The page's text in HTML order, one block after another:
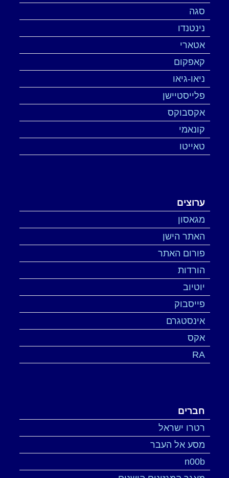
סגה
נינטנדו
אטארי
קאפקום
ניאו-גיאו
פלייסטיישן
אקסבוקס
קונאמי
טאייטו
ערוצים
מגאסון
האתר הישן
פורום האתר
הורדות
יוטיוב
פייסבוק
אינסטגרם
אקס
RA
חברים
רטרו ישראל
מסע אל העבר
n00b